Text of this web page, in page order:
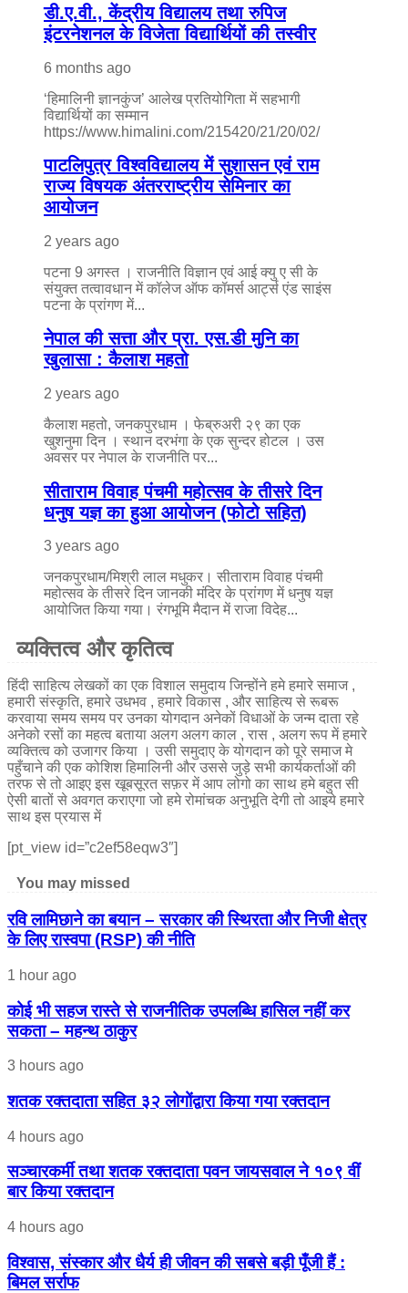
डी.ए.वी., केंद्रीय विद्यालय तथा रुपिज
इंटरनेशनल के विजेता विद्यार्थियों की तस्वीर
6 months ago
‘हिमालिनी ज्ञानकुंज’ आलेख प्रतियोगिता में सहभागी
विद्यार्थियों का सम्मान
https://www.himalini.com/215420/21/20/02/
पाटलिपुत्र विश्वविद्यालय में सुशासन एवं राम
राज्य विषयक अंतरराष्ट्रीय सेमिनार का
आयोजन
2 years ago
पटना 9 अगस्त । राजनीति विज्ञान एवं आई क्यु ए सी के
संयुक्त तत्वावधान में कॉलेज ऑफ कॉमर्स आर्ट्स एंड साइंस
पटना के प्रांगण में...
नेपाल की सत्ता और प्रा. एस.डी मुनि का
खुलासा : कैलाश महतो
2 years ago
कैलाश महतो, जनकपुरधाम । फेब्रुअरी २९ का एक
खुशनुमा दिन । स्थान दरभंगा के एक सुन्दर होटल । उस
अवसर पर नेपाल के राजनीति पर...
सीताराम विवाह पंचमी महोत्सव के तीसरे दिन
धनुष यज्ञ का हुआ आयोजन (फोटो सहित)
3 years ago
जनकपुरधाम/मिश्री लाल मधुकर। सीताराम विवाह पंचमी
महोत्सव के तीसरे दिन जानकी मंदिर के प्रांगण में धनुष यज्ञ
आयोजित किया गया। रंगभूमि मैदान में राजा विदेह...
व्यक्तित्व और कृतित्व
हिंदी साहित्य लेखकों का एक विशाल समुदाय जिन्होंने हमे हमारे समाज ,
हमारी संस्कृति, हमारे उधभव , हमारे विकास , और साहित्य से रूबरू
करवाया समय समय पर उनका योगदान अनेकों विधाओं के जन्म दाता रहे
अनेको रसों का महत्व बताया अलग अलग काल , रास , अलग रूप में हमारे
व्यक्तित्व को उजागर किया । उसी समुदाए के योगदान को पूरे समाज मे
पहुँचाने की एक कोशिश हिमालिनी और उससे जुड़े सभी कार्यकर्ताओं की
तरफ से तो आइए इस खूबसूरत सफ़र में आप लोगो का साथ हमे बहुत सी
ऐसी बातों से अवगत कराएगा जो हमे रोमांचक अनुभूति देगी तो आइये हमारे
साथ इस प्रयास में
[pt_view id=”c2ef58eqw3″]
You may missed
रवि लामिछाने का बयान – सरकार की स्थिरता और निजी क्षेत्र
के लिए रास्वपा (RSP) की नीति
1 hour ago
कोई भी सहज रास्ते से राजनीतिक उपलब्धि हासिल नहीं कर
सकता – महन्थ ठाकुर
3 hours ago
शतक रक्तदाता सहित ३२ लोगोंद्वारा किया गया रक्तदान
4 hours ago
सञ्चारकर्मी तथा शतक रक्तदाता पवन जायसवाल ने १०९ वीं
बार किया रक्तदान
4 hours ago
विश्वास, संस्कार और धैर्य ही जीवन की सबसे बड़ी पूँजी हैं :
बिमल सर्राफ